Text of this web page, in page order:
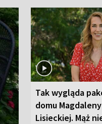
Tak wygląda
domu
Lisieckiej. Mąż